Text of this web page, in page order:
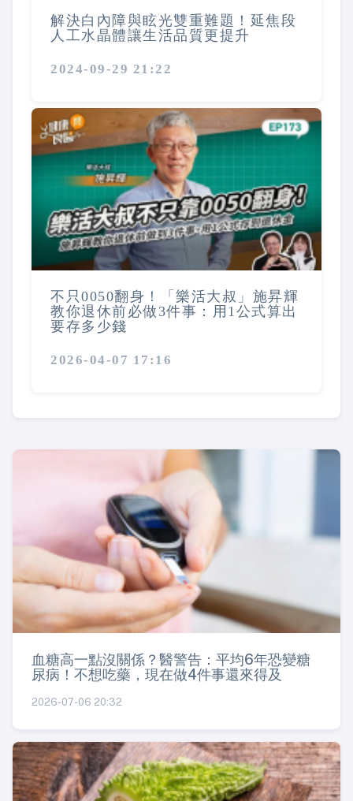
解決白內障與眩光雙重難題！延焦段
人工水晶體讓生活品質更提升
2024-09-29 21:22
不只0050翻身！「樂活大叔」施昇輝
教你退休前必做3件事：用1公式算出
要存多少錢
2026-04-07 17:16
血糖高一點沒關係？醫警告：平均6年恐變糖
尿病！不想吃藥，現在做4件事還來得及
2026-07-06 20:32